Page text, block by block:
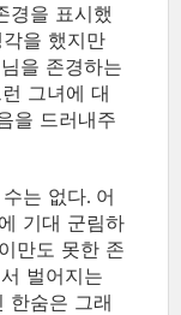
경을 표시했
을 했지만
을 존경하는
그녀에 대
을 드러내주
는 없다. 어
기대 군림하
만도 못한 존
벌어지는
한숨은 그래